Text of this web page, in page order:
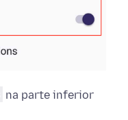
na parte inferior